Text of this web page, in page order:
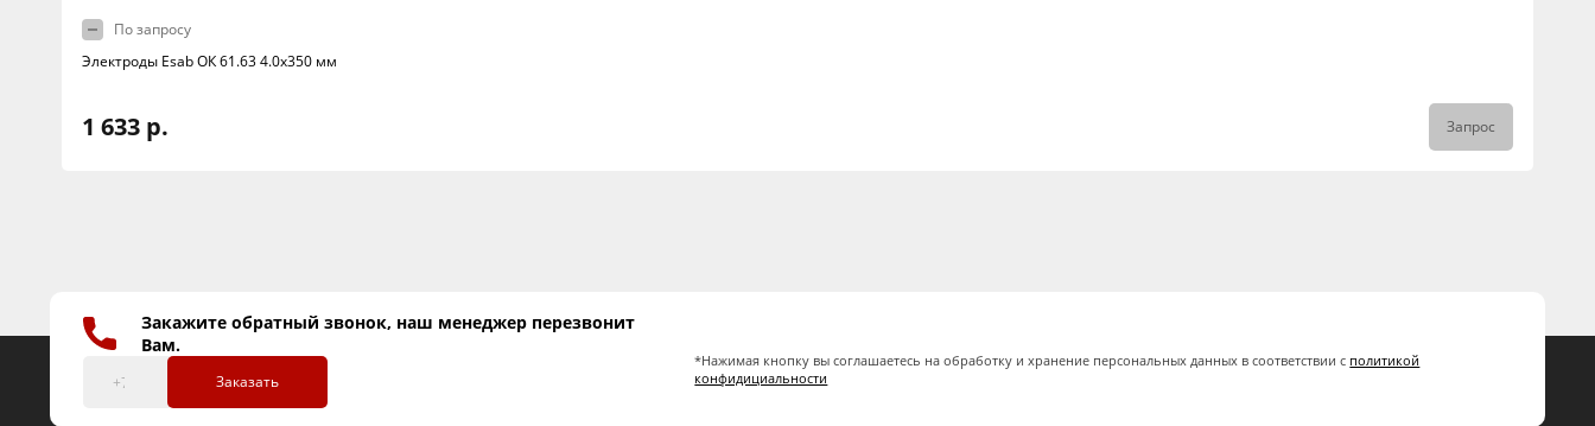
По запросу
Электроды Esab ОК 61.63 4.0х350 мм
1 633 р. Запрос
Закажите обратный звонок, наш менеджер перезвонит
Вам.
Заказать
*Нажимая кнопку вы соглашаетесь на обработку и хранение персональных данных в соответствии с политикой
конфидициальности